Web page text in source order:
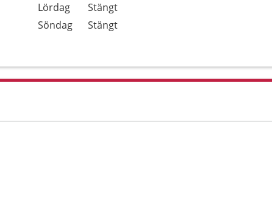
Lördag
Stängt
Söndag
Stängt